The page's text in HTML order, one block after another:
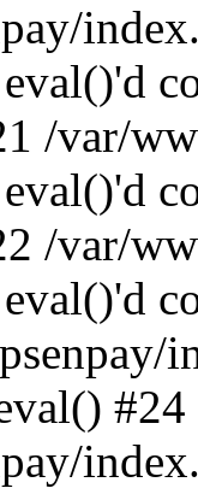
/var/
/var/
#24